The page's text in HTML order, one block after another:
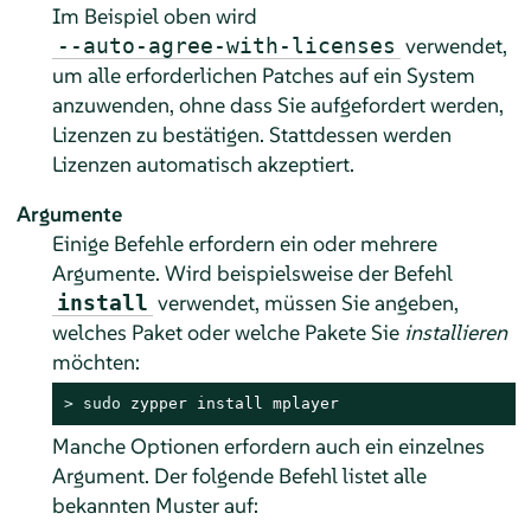
Im Beispiel oben wird
--auto-agree-with-licenses verwendet,
um alle erforderlichen Patches auf ein System
anzuwenden, ohne dass Sie aufgefordert werden,
Lizenzen zu bestätigen. Stattdessen werden
Lizenzen automatisch akzeptiert.
Argumente
Einige Befehle erfordern ein oder mehrere
Argumente. Wird beispielsweise der Befehl
install verwendet, müssen Sie angeben,
welches Paket oder welche Pakete Sie installieren
möchten:
> sudo zypper install mplayer
Manche Optionen erfordern auch ein einzelnes
Argument. Der folgende Befehl listet alle
bekannten Muster auf: